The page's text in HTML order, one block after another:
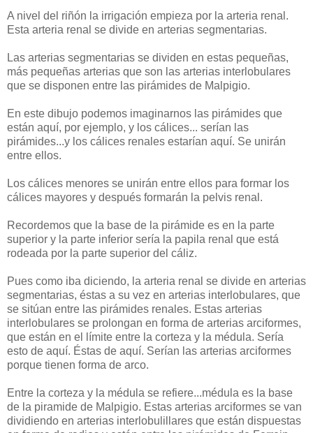
A nivel del riñón la irrigación empieza por la arteria renal.
Esta arteria renal se divide en arterias segmentarias.
Las arterias segmentarias se dividen en estas pequeñas,
más pequeñas arterias que son las arterias interlobulares
que se disponen entre las pirámides de Malpigio.
En este dibujo podemos imaginarnos las pirámides que
están aquí, por ejemplo, y los cálices... serían las
pirámides...y los cálices renales estarían aquí. Se unirán
entre ellos.
Los cálices menores se unirán entre ellos para formar los
cálices mayores y después formarán la pelvis renal.
Recordemos que la base de la pirámide es en la parte
superior y la parte inferior sería la papila renal que está
rodeada por la parte superior del cáliz.
Pues como iba diciendo, la arteria renal se divide en arterias
segmentarias, éstas a su vez en arterias interlobulares, que
se sitúan entre las pirámides renales. Estas arterias
interlobulares se prolongan en forma de arterias arciformes,
que están en el límite entre la corteza y la médula. Sería
esto de aquí. Éstas de aquí. Serían las arterias arciformes
porque tienen forma de arco.
Entre la corteza y la médula se refiere...médula es la base
de la piramide de Malpigio. Estas arterias arciformes se van
dividiendo en arterias interlobulillares que están dispuestas